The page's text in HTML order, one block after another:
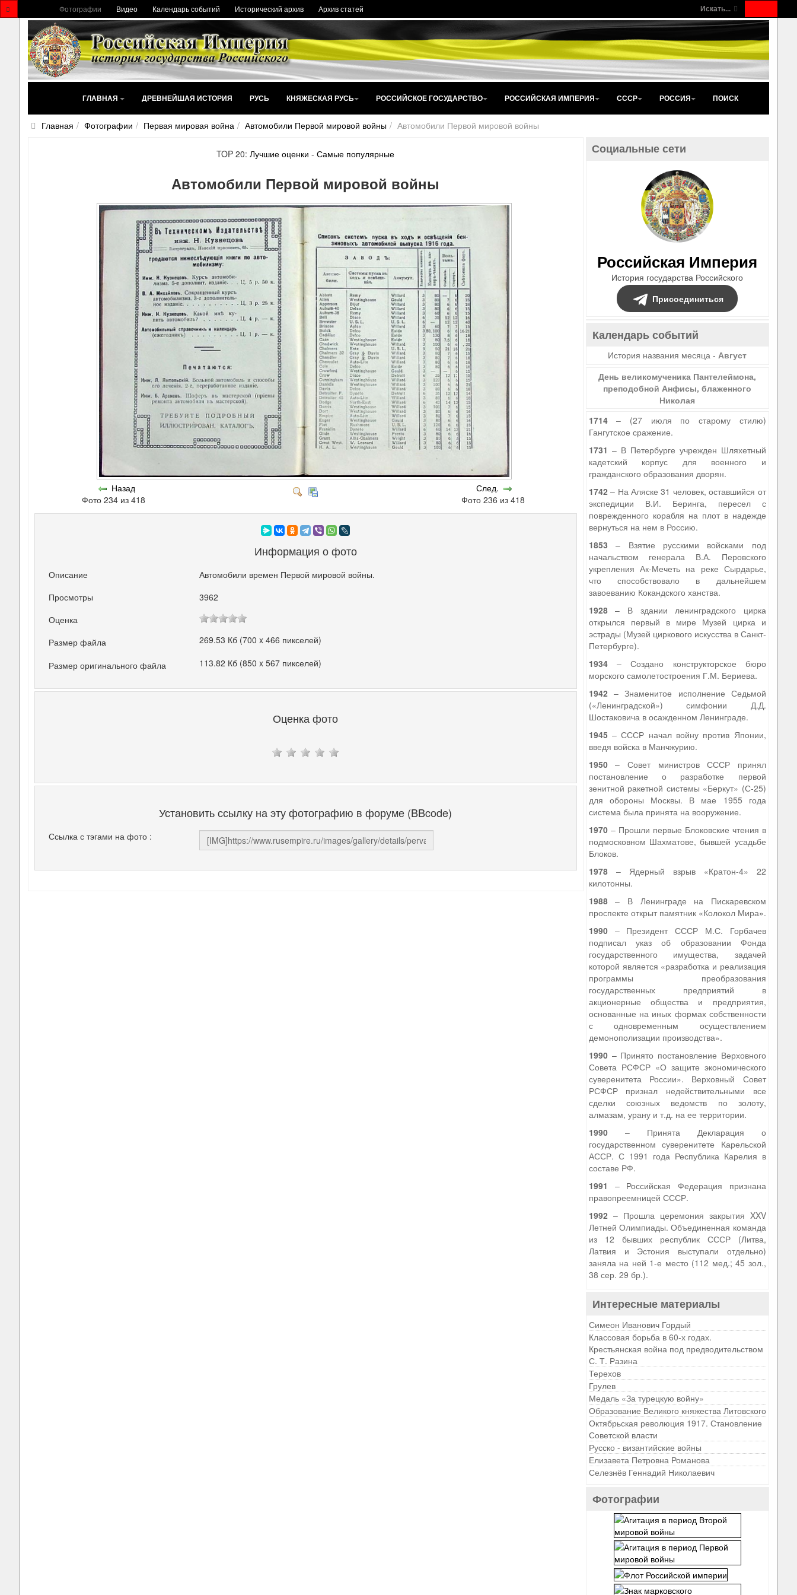
Искать...
Фотографии Видео Календарь событий Исторический архив Архив статей
ГЛАВНАЯ ДРЕВНЕЙШАЯ ИСТОРИЯ РУСЬ КНЯЖЕСКАЯ РУСЬ РОССИЙСКОЕ ГОСУДАРСТВО РОССИЙСКАЯ ИМПЕРИЯ СССР РОССИЯ ПОИСК
Главная Фотографии Первая мировая война Автомобили Первой мировой войны Автомобили Первой мировой войны
TOP 20:Лучшие оценки -Самые популярные
Автомобили Первой мировой войны
Назад
Фото 234 из 418
След.
Фото 236 из 418
Информация о фото
Описание
Автомобили времен Первой мировой войны.
Просмотры
3962
Оценка
Размер файла
269.53 Кб (700 x 466 пикселей)
Размер оригинального файла 113.82 Кб (850 x 567 пикселей)
Оценка фото
Установить ссылку на эту фотографию в форуме (BBcode)
Ссылка с тэгами на фото :
Социальные сети
Российская Империя
История государства Российского
Присоединиться
Календарь событий
История названия месяца -Август
День великомученика Пантелеймона,
преподобной Анфисы, блаженного
Николая
1714– (27 июля по старому стилю)
Гангутское сражение.
1731 – В Петербурге учрежден Шляхетный
кадетский корпус для военного и
гражданского образования дворян.
1742– На Аляске 31 человек, оставшийся от
экспедиции В.И. Беринга, пересел с
поврежденного корабля на плот в надежде
вернуться на нем в Россию.
1853 – Взятие русскими войсками под
начальством генерала В.А. Перовского
укрепления Ак-Мечеть на реке Сырдарье,
что способствовало в дальнейшем
завоеванию Кокандского ханства.
1928– В здании ленинградского цирка
открылся первый в мире Музей цирка и
эстрады (Музей циркового искусства в Санкт-
Петербурге).
1934– Создано конструкторское бюро
морского самолетостроения Г.М. Бериева.
1942– Знаменитое исполнение Седьмой
(«Ленинградской») симфонии Д.Д.
Шостаковича в осажденном Ленинграде.
1945– СССР начал войну против Японии,
введя войска в Манчжурию.
1950– Совет министров СССР принял
постановление о разработке первой
зенитной ракетной системы «Беркут» (С-25)
для обороны Москвы. В мае 1955 года
система была принята на вооружение.
1970– Прошли первые Блоковские чтения в
подмосковном Шахматове, бывшей усадьбе
Блоков.
1978– Ядерный взрыв «Кратон-4» 22
килотонны.
1988– В Ленинграде на Пискаревском
проспекте открыт памятник «Колокол Мира».
1990– Президент СССР М.С. Горбачев
подписал указ об образовании Фонда
государственного имущества, задачей
которой является «разработка и реализация
программы преобразования
государственных предприятий в
акционерные общества и предприятия,
основанные на иных формах собственности
с одновременным осуществлением
демонополизации производства».
1990– Принято постановление Верховного
Совета РСФСР «О защите экономического
суверенитета России». Верховный Совет
РСФСР признал недействительными все
сделки союзных ведомств по золоту,
алмазам, урану и т.д. на ее территории.
1990– Принята Декларация о
государственном суверенитете Карельской
АССР. С 1991 года Республика Карелия в
составе РФ.
1991 – Российская Федерация признана
правопреемницей СССР.
1992– Прошла церемония закрытия XXV
Летней Олимпиады. Объединенная команда
из 12 бывших республик СССР (Литва,
Латвия и Эстония выступали отдельно)
заняла на ней 1-е место (112 мед.; 45 зол.,
38 сер. 29 бр.).
Интересные материалы
Симеон Иванович Гордый
Классовая борьба в 60-х годах.
Крестьянская война под предводительством
С. Т. Разина
Терехов
Грулев
Медаль «За турецкую войну»
Образование Великого княжества Литовского
Октябрьская революция 1917. Становление
Советской власти
Русско - византийские войны
Елизавета Петровна Романова
Селезнёв Геннадий Николаевич
Фотографии